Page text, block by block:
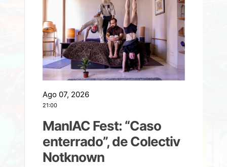
Ago 07, 2026
21:00
ManIAC Fest: “Caso
enterrado”, de Colectiv
Notknown